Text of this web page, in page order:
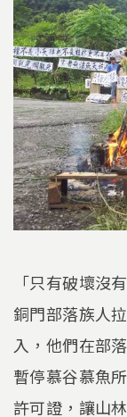
「只有破壞沒
銅門部落族人
入，他們在部
暫停慕谷慕魚
許可證，讓山